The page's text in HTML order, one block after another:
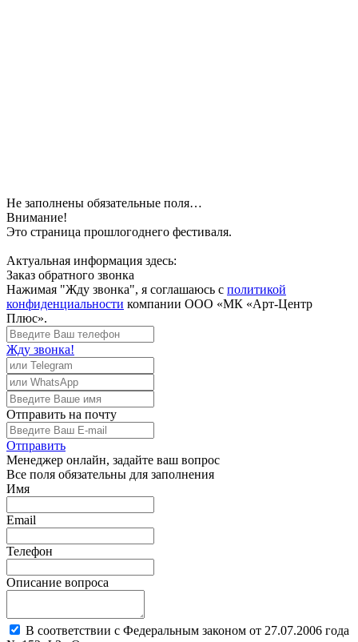
Не заполнены обязательные поля…
Внимание!
Это страница прошлогоднего фестиваля.
Актуальная информация здесь:
Заказ обратного звонка
Нажимая "Жду звонка", я соглашаюсь с политикой
конфиденциальности компании ООО «МК «Арт-Центр
Плюс».
Жду звонка!
Отправить на почту
Отправить
Менеджер онлайн, задайте ваш вопрос
Все поля обязательны для заполнения
Имя
Email
Телефон
Описание вопроса
В соответствии с Федеральным законом от 27.07.2006 года